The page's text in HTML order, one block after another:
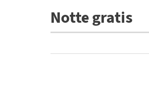
Notte gratis